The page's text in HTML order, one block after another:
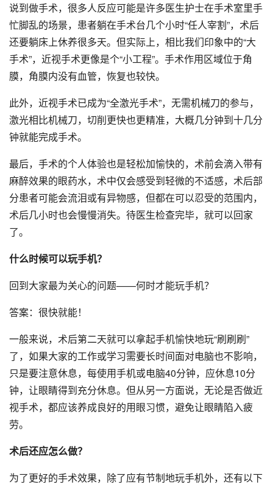
说到做手术，很多人反应可能是许多医生护士在手术室里手
忙脚乱的场景，患者躺在手术台几个小时“任人宰割”，术后
还要躺床上休养很多天。但实际上，相比我们印象中的“大
手术”，近视手术更像是个“小工程”。手术作用区域位于角
膜，角膜内没有血管，恢复也较快。
此外，近视手术已成为“全激光手术”，无需机械刀的参与，
激光相比机械刀，切削更快也更精准，大概几分钟到十几分
钟就能完成手术。
最后，手术的个人体验也是轻松加愉快的，术前会滴入带有
麻醉效果的眼药水，术中仅会感受到轻微的不适感，术后部
分患者可能会流泪或有异物感，但都在可以忍受的范围内，
术后几小时也会慢慢消失。待医生检查完毕，就可以回家
了。
什么时候可以玩手机？
回到大家最为关心的问题——何时才能玩手机？
答案：很快就能！
一般来说，术后第二天就可以拿起手机愉快地玩“刷刷刷”
了，如果大家的工作或学习需要长时间面对电脑也不影响，
只是要注意休息，每使用手机或电脑40分钟，应休息10分
钟，让眼睛得到充分休息。但从另一方面说，无论是否做近
视手术，都应该养成良好的用眼习惯，避免让眼睛陷入疲
劳。
术后还应怎么做？
为了更好的手术效果，除了应有节制地玩手机外，还有以下